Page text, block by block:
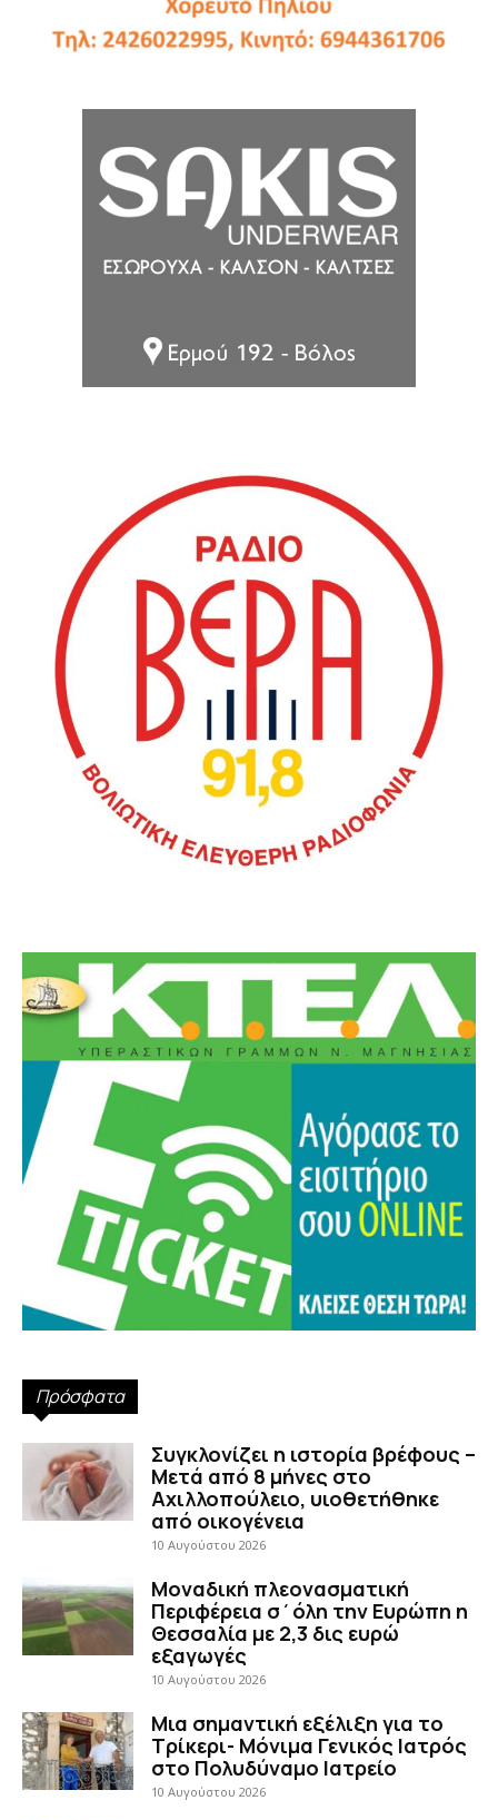
Πρόσφατα
Συγκλονίζει η ιστορία βρέφους –
Μετά από 8 μήνες στο
Αχιλλοπούλειο, υιοθετήθηκε
από οικογένεια
10 Αυγούστου 2026
Μοναδική πλεονασματική
Περιφέρεια σ΄όλη την Ευρώπη η
Θεσσαλία με 2,3 δις ευρώ
εξαγωγές
10 Αυγούστου 2026
Μια σημαντική εξέλιξη για το
Τρίκερι- Μόνιμα Γενικός Ιατρός
στο Πολυδύναμο Ιατρείο
10 Αυγούστου 2026